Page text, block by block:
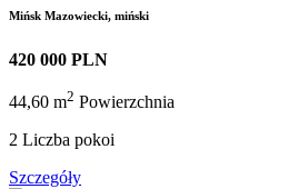
Mińsk Mazowiecki, miński
420 000 PLN
44,60 m2 Powierzchnia
2 Liczba pokoi
Szczegóły